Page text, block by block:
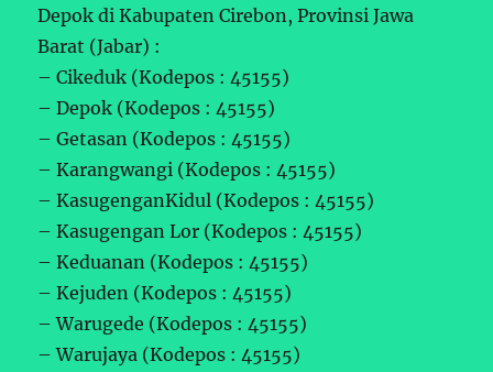
Depok di Kabupaten Cirebon, Provinsi Jawa
Barat (Jabar) :
– Cikeduk (Kodepos : 45155)
– Depok (Kodepos : 45155)
– Getasan (Kodepos : 45155)
– Karangwangi (Kodepos : 45155)
– KasugenganKidul (Kodepos : 45155)
– Kasugengan Lor (Kodepos : 45155)
– Keduanan (Kodepos : 45155)
– Kejuden (Kodepos : 45155)
– Warugede (Kodepos : 45155)
– Warujaya (Kodepos : 45155)